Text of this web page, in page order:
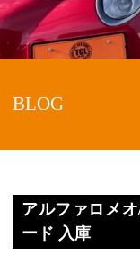
BLOG
アルファロメ
ード 入庫